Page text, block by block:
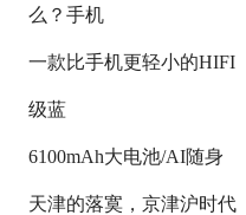
么？手机
一款比手机更轻小的HIFI
级蓝
6100mAh大电池/AI随身
天津的落寞，京津沪时代